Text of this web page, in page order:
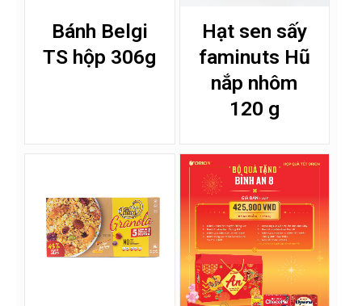
Bánh Belgi
TS hộp 306g
Hạt sen sấy
faminuts Hũ
nắp nhôm
120 g